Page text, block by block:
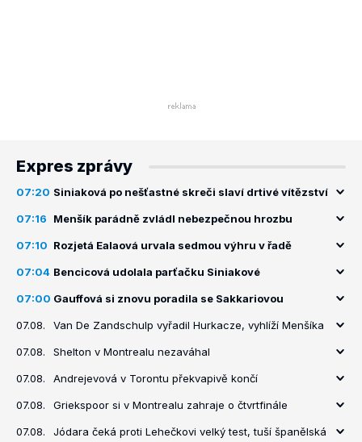
Expres zprávy
07:20 Siniaková po nešťastné skreči slaví drtivé vítězství
07:16 Menšík parádně zvládl nebezpečnou hrozbu
07:10 Rozjetá Ealaová urvala sedmou výhru v řadě
07:04 Bencicová udolala parťačku Siniakové
07:00 Gauffová si znovu poradila se Sakkariovou
07.08. Van De Zandschulp vyřadil Hurkacze, vyhlíží Menšíka
07.08. Shelton v Montrealu nezaváhal
07.08. Andrejevová v Torontu překvapivě končí
07.08. Griekspoor si v Montrealu zahraje o čtvrtfinále
07.08.
Jódara čeká proti Lehečkovi velký test, tuší španělská